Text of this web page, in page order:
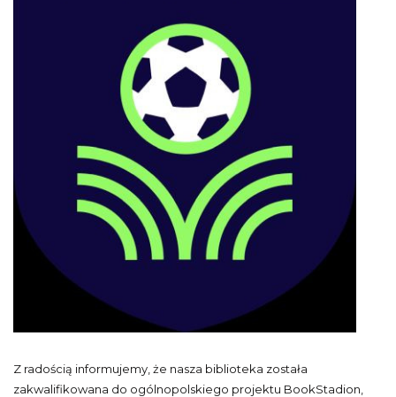
Z radością informujemy, że nasza biblioteka została
zakwalifikowana do ogólnopolskiego projektu BookStadion,